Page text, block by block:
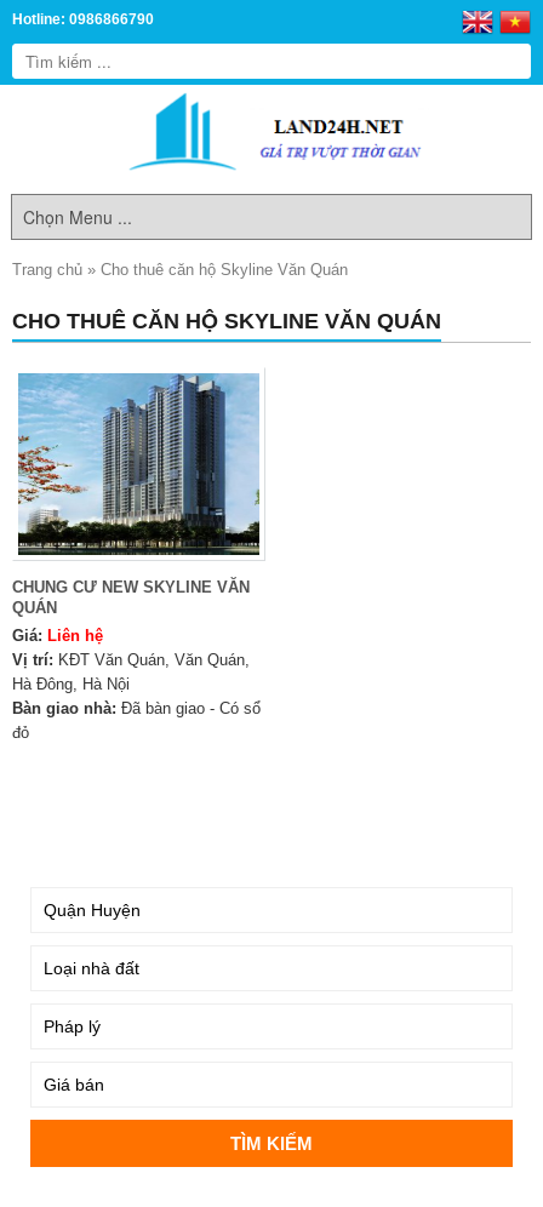
Hotline: 0986866790
Trang chủ » Cho thuê căn hộ Skyline Văn Quán
CHO THUÊ CĂN HỘ SKYLINE VĂN QUÁN
CHUNG CƯ NEW SKYLINE VĂN
QUÁN
Giá: Liên hệ
Vị trí: KĐT Văn Quán, Văn Quán,
Hà Đông, Hà Nội
Bàn giao nhà: Đã bàn giao - Có sổ
đỏ